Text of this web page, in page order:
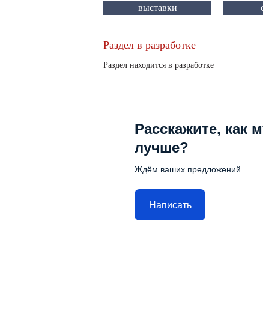
выставки
Раздел в разработке
Раздел находится в разработке
Расскажите, как
лучше?
Ждём ваших предложений
Написать